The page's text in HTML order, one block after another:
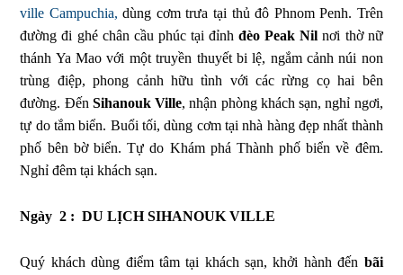
ville Campuchia,dùng cơm trưa tại thủ đô Phnom Penh. Trên
đường đi ghé chân cầu phúc tại đỉnh đèo Peak Nil nơi thờ nữ
thánh Ya Mao với một truyền thuyết bi lệ, ngắm cảnh núi non
trùng điệp, phong cảnh hữu tình với các rừng cọ hai bên
đường. ĐếnSihanouk Ville, nhận phòng khách sạn, nghỉ ngơi,
tự do tắm biển. Buổi tối, dùng cơm tại nhà hàng đẹp nhất thành
phố bên bờ biển. Tự do Khám phá Thành phố biển về đêm.
Nghỉ đêm tại khách sạn.
Ngày 2 : DU LỊCH SIHANOUK VILLE
Quý khách dùng điểm tâm tại khách sạn, khởi hành đến bãi